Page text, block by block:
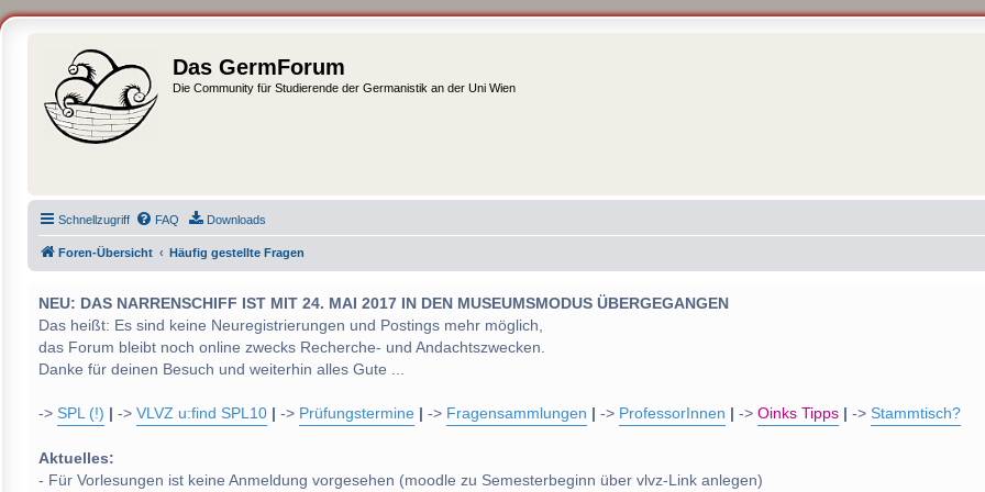
Das GermForum
Die Community für Studierende der Germanistik an der Uni Wien
Schnellzugriff FAQ Downloads
Foren-Übersicht Häufig gestellte Fragen
NEU: DAS NARRENSCHIFF IST MIT 24. MAI 2017 IN DEN MUSEUMSMODUS ÜBERGEGANGEN
Das heißt: Es sind keine Neuregistrierungen und Postings mehr möglich,
das Forum bleibt noch online zwecks Recherche- und Andachtszwecken.
Danke für deinen Besuch und weiterhin alles Gute ...
-> SPL (!) -> VLVZ u:find SPL10 -> Prüfungstermine -> Fragensammlungen -> ProfessorInnen -> Oinks Tipps -> Stammtisch?
Aktuelles:
- Für Vorlesungen ist keine Anmeldung vorgesehen (moodle zu Semesterbeginn über vlvz-Link anlegen)